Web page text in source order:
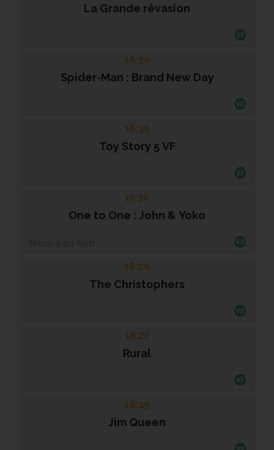
La Grande rêvasion
16:30
Spider-Man : Brand New Day
16:30
Toy Story 5 VF
17:30
One to One : John & Yoko
18:00
The Christophers
18:20
Rural
18:45
Jim Queen